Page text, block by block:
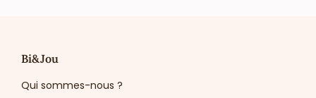
Bi&Jou
Qui sommes-nous ?